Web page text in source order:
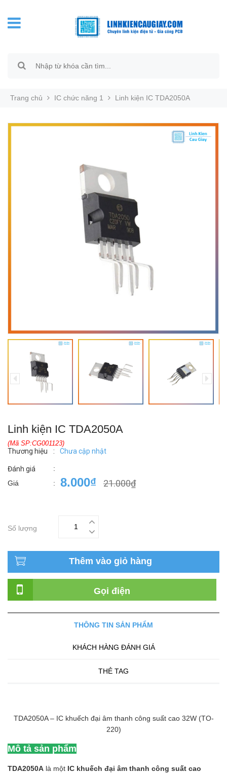
Trang chủ IC chức năng 1 Linh kiện IC TDA2050A
Linh kiện IC TDA2050A
(Mã SP:CG001123)
Thương hiệu : Chưa cập nhật
Đánh giá
:
Giá
: 8.000₫ 21.000₫
Số lượng
Thêm vào giỏ hàng
Gọi điện
THÔNG TIN SẢN PHẨM
KHÁCH HÀNG ĐÁNH GIÁ
THẺ TAG
TDA2050A – IC khuếch đại âm thanh công suất cao 32W (TO-
220)
Mô tả sản phẩm
TDA2050A là một IC khuếch đại âm thanh công suất cao